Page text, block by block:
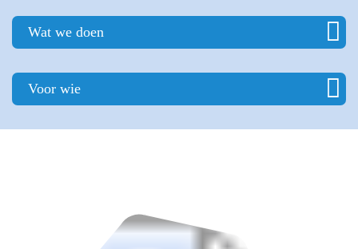
Wat we doen
Voor wie